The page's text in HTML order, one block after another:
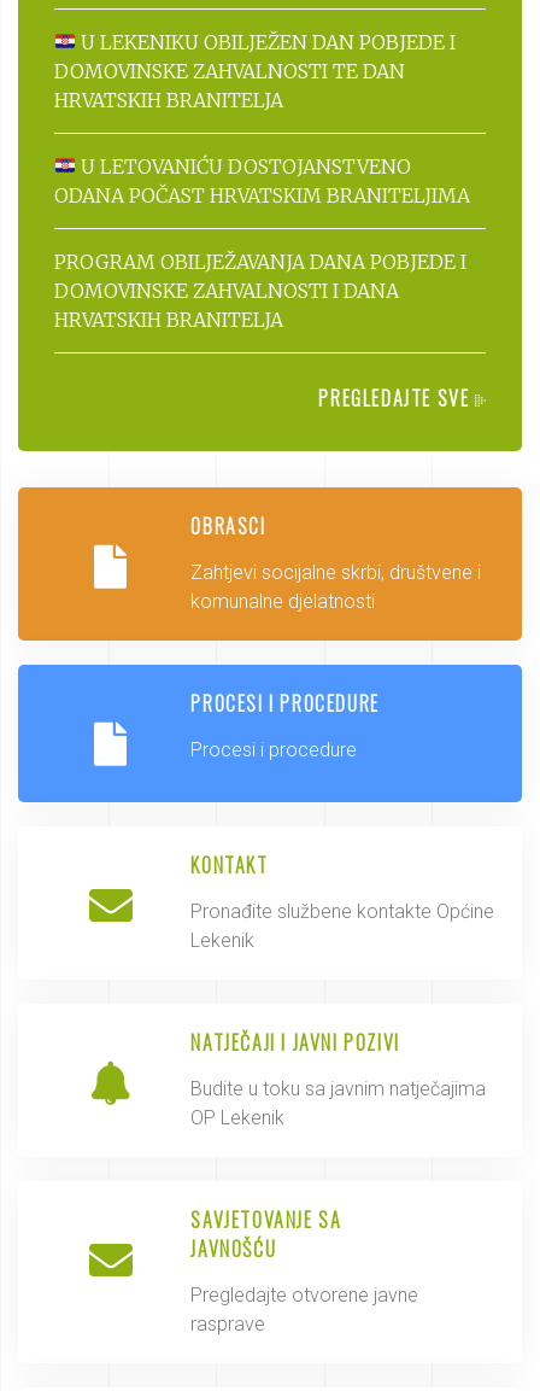
U LEKENIKU OBILJEŽEN DAN POBJEDE I
DOMOVINSKE ZAHVALNOSTI TE DAN
HRVATSKIH BRANITELJA
U LETOVANIĆU DOSTOJANSTVENO
ODANA POČAST HRVATSKIM BRANITELJIMA
PROGRAM OBILJEŽAVANJA DANA POBJEDE I
DOMOVINSKE ZAHVALNOSTI I DANA
HRVATSKIH BRANITELJA
PREGLEDAJTE SVE
OBRASCI
Zahtjevi socijalne skrbi, društvene i
komunalne djelatnosti
PROCESI I PROCEDURE
Procesi i procedure
KONTAKT
Pronađite službene kontakte Općine
Lekenik
NATJEČAJI I JAVNI POZIVI
Budite u toku sa javnim natječajima
OP Lekenik
SAVJETOVANJE SA
JAVNOŠĆU
Pregledajte otvorene javne
rasprave